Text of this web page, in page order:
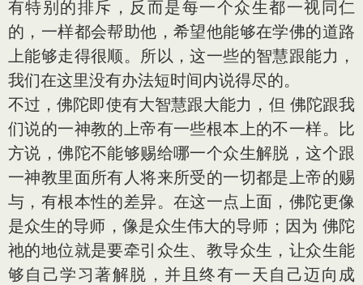
有特别的排斥，反而是每一个众生都一视同仁
的，一样都会帮助他，希望他能够在学佛的道路
上能够走得很顺。所以，这一些的智慧跟能力，
我们在这里没有办法短时间内说得尽的。
不过，佛陀即使有大智慧跟大能力，但 佛陀跟我
们说的一神教的上帝有一些根本上的不一样。比
方说，佛陀不能够赐给哪一个众生解脱，这个跟
一神教里面所有人将来所受的一切都是上帝的赐
与，有根本性的差异。在这一点上面，佛陀更像
是众生的导师，像是众生伟大的导师；因为 佛陀
祂的地位就是要牵引众生、教导众生，让众生能
够自己学习著解脱，并且终有一天自己迈向成